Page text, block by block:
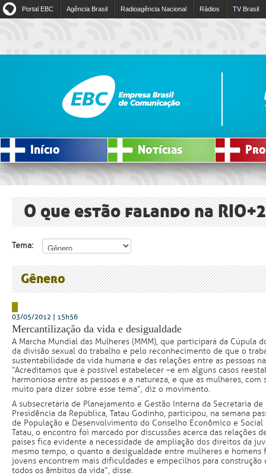
Portal EBC Agência Brasil Radioagência Nacional Rádios TV Brasil
Início Notícias
O que estão falando na
Tema:
Gênero
03/05/2012 | 15h56
Mercantilização da vida e desigualdade
A Marcha Mundial das Mulheres (MMM), que participará da Cúpula
da divisão sexual do trabalho e pelo reconhecimento de que o
sustentabilidade da vida humana e das relações entre as pessoas
“Acreditamos que é possível estabelecer – e em alguns casos
harmoniosa entre as pessoas e a natureza, e que as mulheres,
muito para dizer sobre esse tema”, diz o movimento.
A subsecretária de Planejamento e Gestão Interna da Secretaria
Presidência da República, Tatau Godinho, participou, na semana
de População e Desenvolvimento do Conselho Econômico e Social
Tatau, o encontro foi marcado por discussões acerca das relações
países fica evidente a necessidade de ampliação dos direitos da
mesmo tempo, o quanto a desigualdade entre mulheres e
jovens encontrem mais dificuldades e empecilhos para construção
todos os âmbitos da vida”, disse.